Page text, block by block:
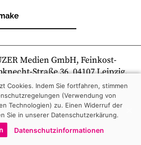
Medien GmbH, Feinkost-
Straße 36, 04107 Leipzig,
80 0 | kreuzer online
Cookies. Indem Sie fortfahren, stimmen
(Verwendung von
Technologien) zu. Einen Widerruf der
Sie in unserer Datenschutzerkärung.
Datenschutzinformationen